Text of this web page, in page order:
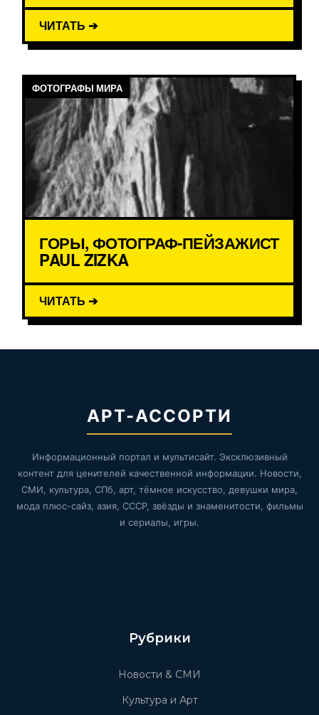
ЧИТАТЬ ➔
ФОТОГРАФЫ МИРА
ГОРЫ, ФОТОГРАФ-ПЕЙЗАЖИСТ
PAUL ZIZKA
ЧИТАТЬ ➔
АРТ-АССОРТИ
Информационный портал и мультисайт. Эксклюзивный
контент для ценителей качественной информации. Новости,
СМИ, культура, СПб, арт, тёмное искусство, девушки мира,
мода плюс-сайз, азия, СССР, звёзды и знаменитости, фильмы
и сериалы, игры.
Рубрики
Новости & СМИ
Культура и Арт